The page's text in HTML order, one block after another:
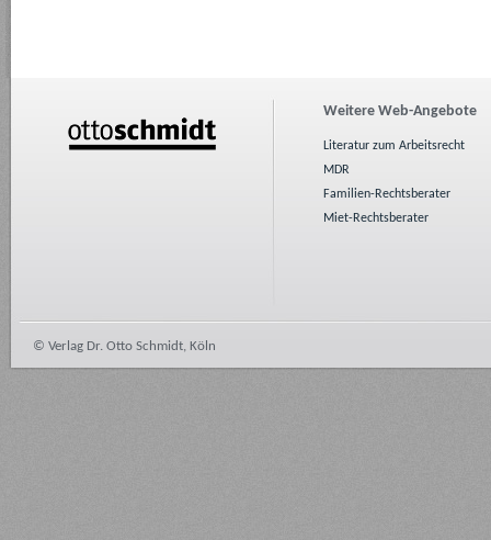
Weitere Web-Angebote
Literatur zum Arbeitsrecht
MDR
Familien-Rechtsberater
Miet-Rechtsberater
© Verlag Dr. Otto Schmidt, Köln